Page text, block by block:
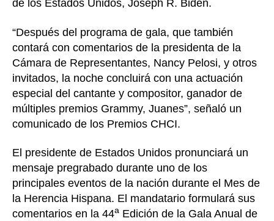
de los Estados Unidos, Joseph R. Biden.
“Después del programa de gala, que también
contará con comentarios de la presidenta de la
Cámara de Representantes, Nancy Pelosi, y otros
invitados, la noche concluirá con una actuación
especial del cantante y compositor, ganador de
múltiples premios Grammy, Juanes”, señaló un
comunicado de los Premios CHCI.
El presidente de Estados Unidos pronunciará un
mensaje pregrabado durante uno de los
principales eventos de la nación durante el Mes de
la Herencia Hispana. El mandatario formulará sus
comentarios en la 44a Edición de la Gala Anual de